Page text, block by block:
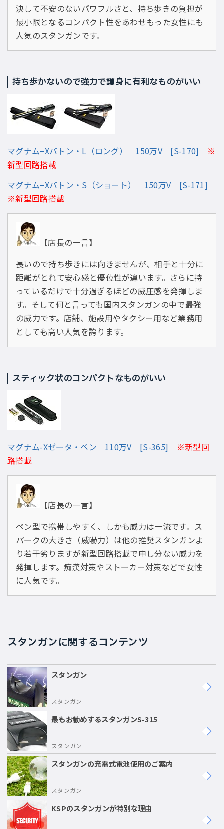
決して不安のないパワフルさと、持ち歩きの負担が
最小限となるコンパクト性をあわせもった女性にも
人気のスタンガンです。
持ち歩かないので強力で護身に有利なものがいい
マグナム−Xバトン・L（ロング） 150万V [S-170]
※
新型回路搭載
マグナム−Xバトン・S（ショート） 150万V [S-171]
※新型回路搭載
【店長の一言】
長いので持ち歩きには向きませんが、相手と十分に
距離がとれて安心感と優位性が違います。さらに持
っているだけで十分過ぎるほどの威圧感を発揮しま
す。そして何と言っても国内スタンガンの中で最強
の威力です。店舗、施設用やタクシー用など業務用
としても高い人気を誇ります。
スティック状のコンパクトなものがいい
マグナム-Xゼータ・ペン 110万V [S-365]
※新型回
路搭載
【店長の一言】
ペン型で携帯しやすく、しかも威力は一流です。ス
パークの大きさ（威嚇力）は他の推奨スタンガンよ
り若干劣りますが新型回路搭載で申し分ない威力を
発揮します。痴漢対策やストーカー対策などで女性
に人気です。
スタンガンに関するコンテンツ
スタンガン
スタンガン
最もお勧めするスタンガンS-315
スタンガン
スタンガンの充電式電池使用のご案内
スタンガン
KSPのスタンガンが特別な理由